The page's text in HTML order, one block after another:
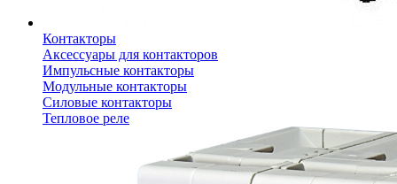
Контакторы
Аксессуары для контакторов
Импульсные контакторы
Модульные контакторы
Силовые контакторы
Тепловое реле